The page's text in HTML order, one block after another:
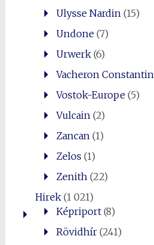
Ulysse Nardin (15)
Undone(7)
Urwerk(6)
Vacheron Constantin
Vostok-Europe(5)
Vulcain (2)
Zancan (1)
Zelos (1)
Zenith (22)
Hirek(1 021)
Képriport(8)
Rövidhír(241)